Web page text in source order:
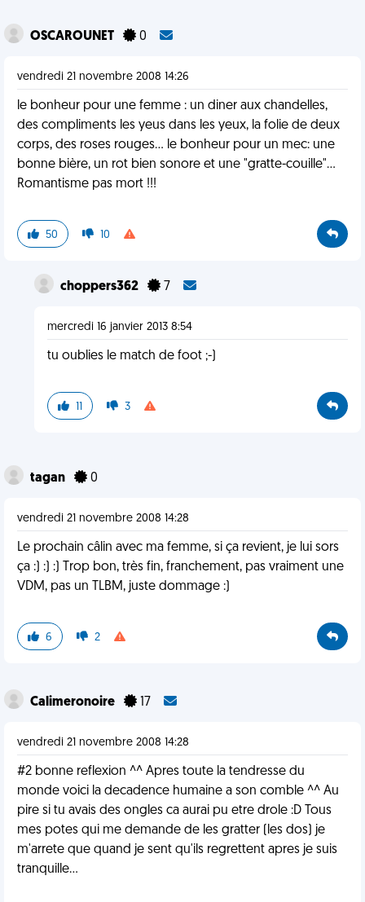
OSCAROUNET 0
vendredi 21 novembre 2008 14:26
le bonheur pour une femme : un diner aux chandelles,
des compliments les yeus dans les yeux, la folie de deux
corps, des roses rouges... le bonheur pour un mec: une
bonne bière, un rot bien sonore et une "gratte-couille"...
Romantisme pas mort !!!
50 10
choppers362 7
mercredi 16 janvier 2013 8:54
tu oublies le match de foot ;-)
11 3
tagan 0
vendredi 21 novembre 2008 14:28
Le prochain câlin avec ma femme, si ça revient, je lui sors
ça :) :) :) Trop bon, très fin, franchement, pas vraiment une
VDM, pas un TLBM, juste dommage :)
6 2
Calimeronoire 17
vendredi 21 novembre 2008 14:28
#2 bonne reflexion ^^ Apres toute la tendresse du
monde voici la decadence humaine a son comble ^^ Au
pire si tu avais des ongles ca aurai pu etre drole :D Tous
mes potes qui me demande de les gratter (les dos) je
m'arrete que quand je sent qu'ils regrettent apres je suis
tranquille...